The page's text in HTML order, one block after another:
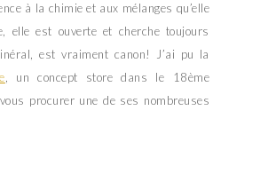
à la chimie et aux mélanges qu’elle
elle est ouverte et cherche toujours
est vraiment canon! J’ai pu la
, un concept store dans le 18ème
procurer une de ses nombreuses